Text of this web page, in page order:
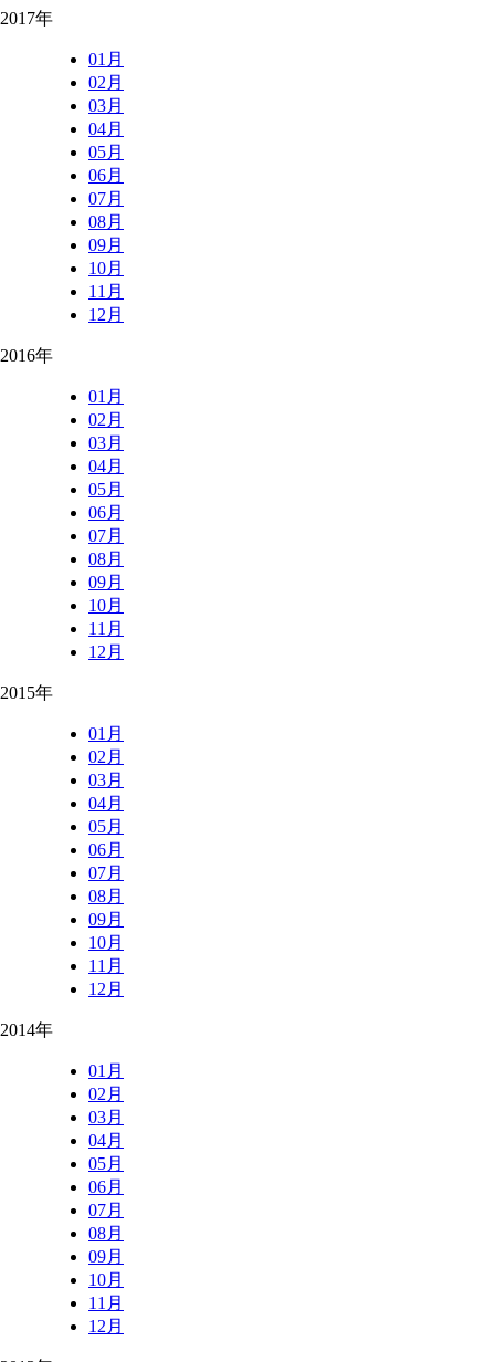
2017年
01月
02月
03月
04月
05月
06月
07月
08月
09月
10月
11月
12月
2016年
01月
02月
03月
04月
05月
06月
07月
08月
09月
10月
11月
12月
2015年
01月
02月
03月
04月
05月
06月
07月
08月
09月
10月
11月
12月
2014年
01月
02月
03月
04月
05月
06月
07月
08月
09月
10月
11月
12月